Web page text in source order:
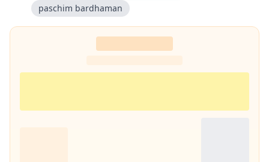
paschim bardhaman